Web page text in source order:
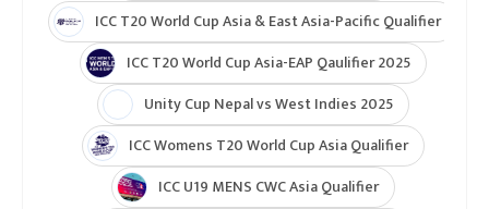
ICC T20 World Cup Asia & East Asia-Pacific Qualifier
ICC T20 World Cup Asia-EAP Qaulifier 2025
Unity Cup Nepal vs West Indies 2025
ICC Womens T20 World Cup Asia Qualifier
ICC U19 MENS CWC Asia Qualifier